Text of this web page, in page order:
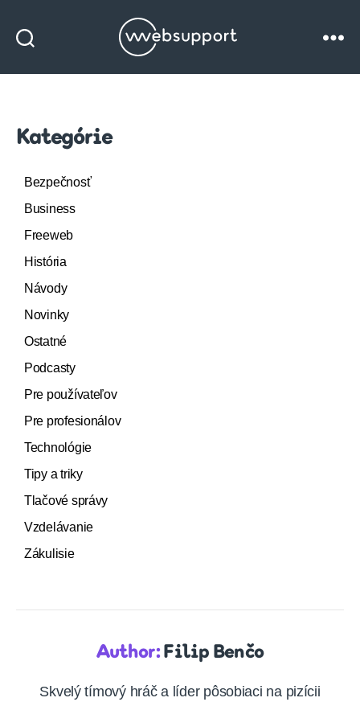
Websupport
Kategórie
Bezpečnosť
Business
Freeweb
História
Návody
Novinky
Ostatné
Podcasty
Pre používateľov
Pre profesionálov
Technológie
Tipy a triky
Tlačové správy
Vzdelávanie
Zákulisie
Author: Filip Benčo
Skvelý tímový hráč a líder pôsobiaci na pizícii